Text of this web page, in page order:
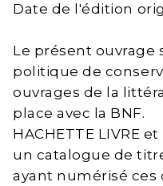
Date de l'édition
Le présent ouvrage
politique de
ouvrages de la
place avec la BNF.
HACHETTE LIVRE
un catalogue de
ayant numérisé ces